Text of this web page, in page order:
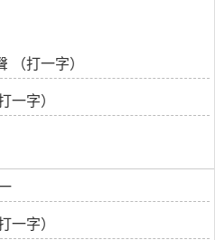
（打一字）
一字）
一字）